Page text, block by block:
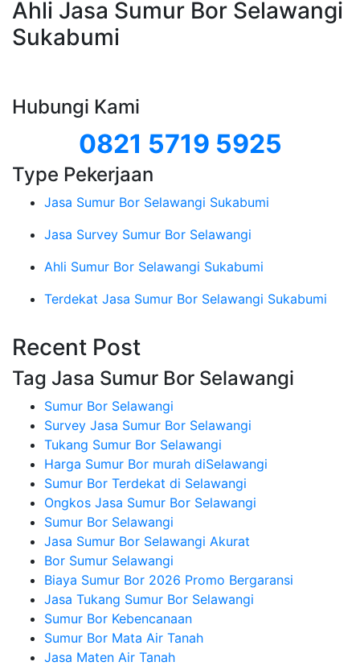
Ahli Jasa Sumur Bor Selawangi
Sukabumi
Hubungi Kami
0821 5719 5925
Type Pekerjaan
Jasa Sumur Bor Selawangi Sukabumi
Jasa Survey Sumur Bor Selawangi
Ahli Sumur Bor Selawangi Sukabumi
Terdekat Jasa Sumur Bor Selawangi Sukabumi
Recent Post
Tag Jasa Sumur Bor Selawangi
Sumur Bor Selawangi
Survey Jasa Sumur Bor Selawangi
Tukang Sumur Bor Selawangi
Harga Sumur Bor murah diSelawangi
Sumur Bor Terdekat di Selawangi
Ongkos Jasa Sumur Bor Selawangi
Sumur Bor Selawangi
Jasa Sumur Bor Selawangi Akurat
Bor Sumur Selawangi
Biaya Sumur Bor 2026 Promo Bergaransi
Jasa Tukang Sumur Bor Selawangi
Sumur Bor Kebencanaan
Sumur Bor Mata Air Tanah
Jasa Maten Air Tanah